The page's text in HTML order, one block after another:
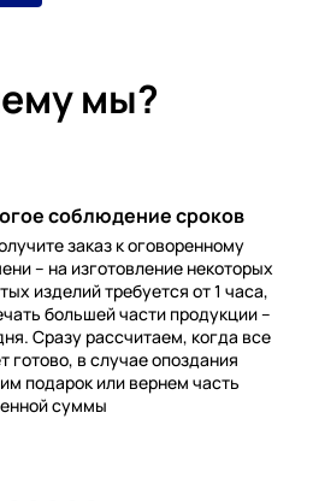
мы?
соблюдение сроков
заказ к оговоренному
– на изготовление некоторых
изделий требуется от 1 часа,
большей части продукции –
Сразу рассчитаем, когда все
готово, в случае опоздания
подарок или вернем часть
суммы